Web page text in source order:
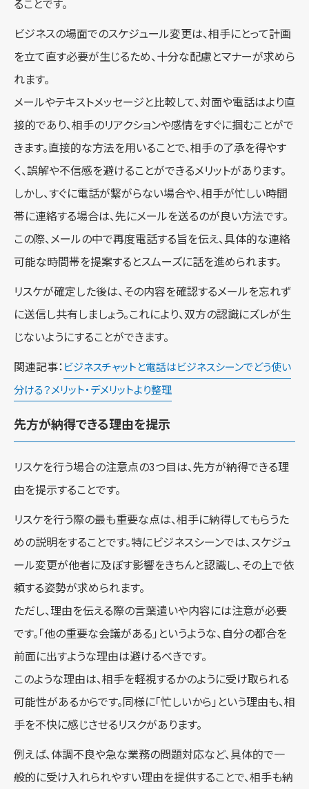
ることです。
ビジネスの場面でのスケジュール変更は、相手にとって計画
を立て直す必要が生じるため、十分な配慮とマナーが求めら
れます。
メールやテキストメッセージと比較して、対面や電話はより直
接的であり、相手のリアクションや感情をすぐに掴むことがで
きます。直接的な方法を用いることで、相手の了承を得やす
く、誤解や不信感を避けることができるメリットがあります。
しかし、すぐに電話が繋がらない場合や、相手が忙しい時間
帯に連絡する場合は、先にメールを送るのが良い方法です。
この際、メールの中で再度電話する旨を伝え、具体的な連絡
可能な時間帯を提案するとスムーズに話を進められます。
リスケが確定した後は、その内容を確認するメールを忘れず
に送信し共有しましょう。これにより、双方の認識にズレが生
じないようにすることができます。
関連記事： ビジネスチャットと電話はビジネスシーンでどう使い
分ける？メリット・デメリットより整理
先方が納得できる理由を提示
リスケを行う場合の注意点の3つ目は、先方が納得できる理
由を提示することです。
リスケを行う際の最も重要な点は、相手に納得してもらうた
めの説明をすることです。特にビジネスシーンでは、スケジュ
ール変更が他者に及ぼす影響をきちんと認識し、その上で依
頼する姿勢が求められます。
ただし、理由を伝える際の言葉遣いや内容には注意が必要
です。「他の重要な会議がある」というような、自分の都合を
前面に出すような理由は避けるべきです。
このような理由は、相手を軽視するかのように受け取られる
可能性があるからです。同様に「忙しいから」という理由も、相
手を不快に感じさせるリスクがあります。
例えば、体調不良や急な業務の問題対応など、具体的で一
般的に受け入れられやすい理由を提供することで、相手も納